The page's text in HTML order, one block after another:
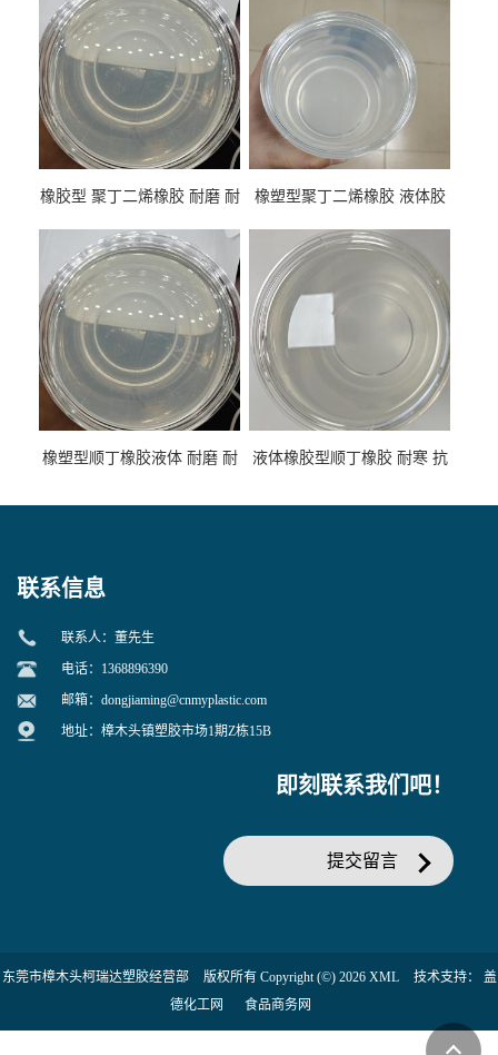
橡胶型 聚丁二烯橡胶 耐磨 耐
性
橡塑型聚丁二烯橡胶 液体胶
专用
橡塑型顺丁橡胶液体 耐磨 耐
液体橡胶型顺丁橡胶 耐寒 抗
联系信息
联系人：董先生
电话：1368896390
邮箱： dongjiaming@cnmyplastic.com
地址：樟木头镇塑胶市场1期Z栋15B
即刻联系我们吧！
提交留言
东莞市樟木头柯瑞达塑胶经营部 版权所有 Copyright (©) 2026 XML 技术支持： 盖
德化工网
食品商务网